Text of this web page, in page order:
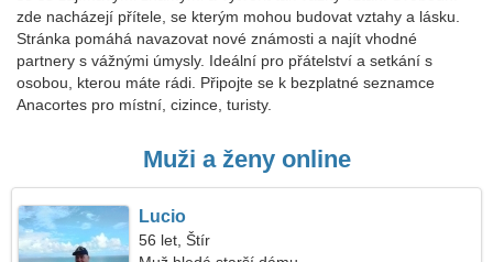
zde nacházejí přítele, se kterým mohou budovat vztahy a lásku.
Stránka pomáhá navazovat nové známosti a najít vhodné
partnery s vážnými úmysly. Ideální pro přátelství a setkání s
osobou, kterou máte rádi. Připojte se k bezplatné seznamce
Anacortes pro místní, cizince, turisty.
Muži a ženy online
Lucio
56 let, Štír